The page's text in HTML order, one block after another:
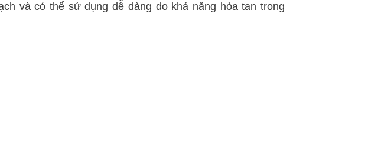
và có thể sử dụng dễ dàng do khả năng hòa tan trong